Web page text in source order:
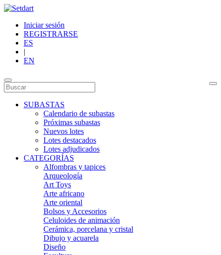
Iniciar sesión
REGISTRARSE
ES
|
EN
SUBASTAS
Calendario de subastas
Próximas subastas
Nuevos lotes
Lotes destacados
Lotes adjudicados
CATEGORÍAS
Alfombras y tapices
Arqueología
Art Toys
Arte africano
Arte oriental
Bolsos y Accesorios
Celuloides de animación
Cerámica, porcelana y cristal
Dibujo y acuarela
Diseño